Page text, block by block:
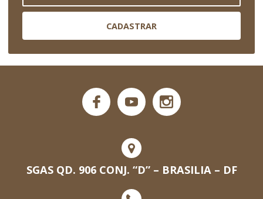
CADASTRAR
SGAS QD. 906 CONJ. “D” – BRASILIA – DF